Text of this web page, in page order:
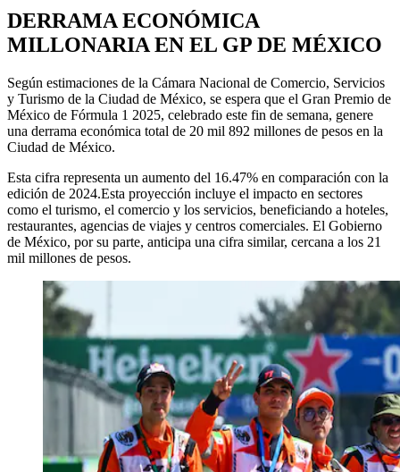
DERRAMA ECONÓMICA
MILLONARIA EN EL GP DE MÉXICO
Según estimaciones de la Cámara Nacional de Comercio, Servicios
y Turismo de la Ciudad de México, se espera que el Gran Premio de
México de Fórmula 1 2025, celebrado este fin de semana, genere
una derrama económica total de 20 mil 892 millones de pesos en la
Ciudad de México.
Esta cifra representa un aumento del 16.47% en comparación con la
edición de 2024.Esta proyección incluye el impacto en sectores
como el turismo, el comercio y los servicios, beneficiando a hoteles,
restaurantes, agencias de viajes y centros comerciales. El Gobierno
de México, por su parte, anticipa una cifra similar, cercana a los 21
mil millones de pesos.